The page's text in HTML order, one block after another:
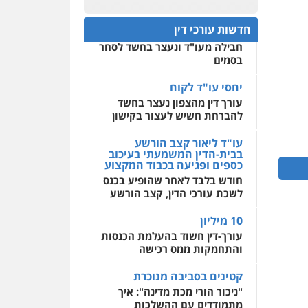
ומעצרים סייבר ניהול
משברים פליליים
0506355388
עו"ד דרוויש נאשף
פלילי פשיעה חמורה
אדם
חליל ביאדי – משרד
עורכי דין
פלילי דיני תעבורה מעצרים
וחקירות פשיעה חמורה
0509636895
עו"ד איהאב זבידאת
פלילי פשיעה חמורה
פשע עבירות המתה
עבירות מין
0522508109
אחסון אתרים
לעורכי דין
אסירים עבירות מין
שירותים מקצועיים לעורכי
דין
0544500346
חדשות עורכי דין
חפץ חשוד
עצור בתיק ניסיון רצח קיבל
חבילה מעו"ד ונעצר בחשד לסחר
בסמים
יחסי עו"ד לקוח
עורך דין מהצפון נעצר בחשד
להברחת חשיש לעצור בקישון
עו"ד ליאור קצב הורשע
בבית-הדין המשמעתי בעיכוב
כספים ופגיעה בכבוד המקצוע
חודש בלבד לאחר שהופיע בכנס
לשכת עורכי הדין, קצב הורשע
10 מיליון
עורך-דין חשוד בהעלמת הכנסות
והתחמקות ממס רכישה
קטינים בסביבה מנוכרת
"ניכור הורי מכת מדינה": איך
מתמודדים עם ההשלכות